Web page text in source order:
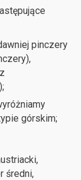
pinczery
górskim;
średni,